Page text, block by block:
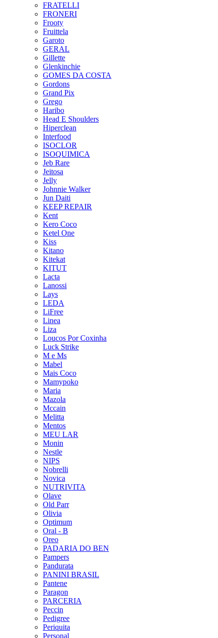
FRATELLI
FRONERI
Frooty
Fruittela
Garoto
GERAL
Gillette
Glenkinchie
GOMES DA COSTA
Gordons
Grand Pix
Grego
Haribo
Head E Shoulders
Hiperclean
Interfood
ISOCLOR
ISOQUIMICA
Jeb Rare
Jeitosa
Jelly
Johnnie Walker
Jun Daiti
KEEP REPAIR
Kent
Kero Coco
Ketel One
Kiss
Kitano
Kitekat
KITUT
Lacta
Lanossi
Lays
LEDA
LiFree
Linea
Liza
Loucos Por Coxinha
Luck Strike
M e Ms
Mabel
Mais Coco
Mamypoko
Maria
Mazola
Mccain
Melitta
Mentos
MEU LAR
Monin
Nestle
NIPS
Nobrelli
Novica
NUTRIVITA
Olave
Old Parr
Olivia
Optimum
Oral - B
Oreo
PADARIA DO BEN
Pampers
Pandurata
PANINI BRASIL
Pantene
Paragon
PARCERIA
Peccin
Pedigree
Periquita
Personal